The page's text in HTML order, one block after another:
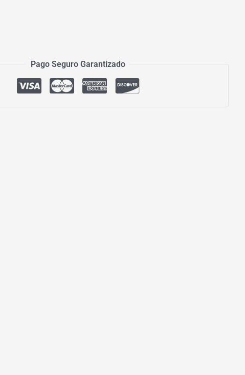
Pago Seguro Garantizado